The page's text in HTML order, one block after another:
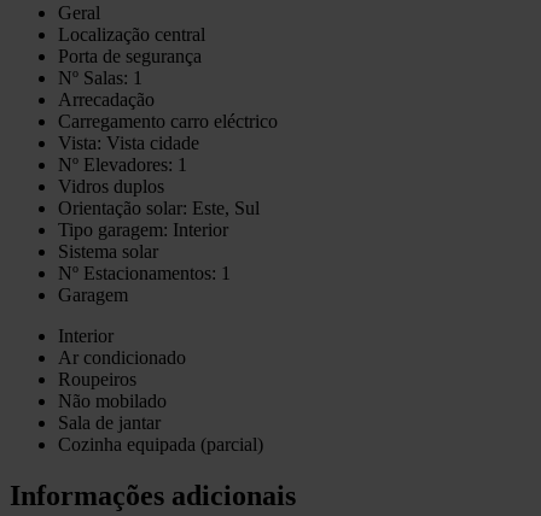
Geral
Localização central
Porta de segurança
Nº Salas: 1
Arrecadação
Carregamento carro eléctrico
Vista: Vista cidade
Nº Elevadores: 1
Vidros duplos
Orientação solar: Este, Sul
Tipo garagem: Interior
Sistema solar
Nº Estacionamentos: 1
Garagem
Interior
Ar condicionado
Roupeiros
Não mobilado
Sala de jantar
Cozinha equipada (parcial)
Informações adicionais